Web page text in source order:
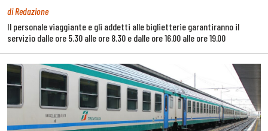
di Redazione
Il personale viaggiante e gli addetti alle biglietterie garantiranno il
servizio dalle ore 5.30 alle ore 8.30 e dalle ore 16.00 alle ore 19.00